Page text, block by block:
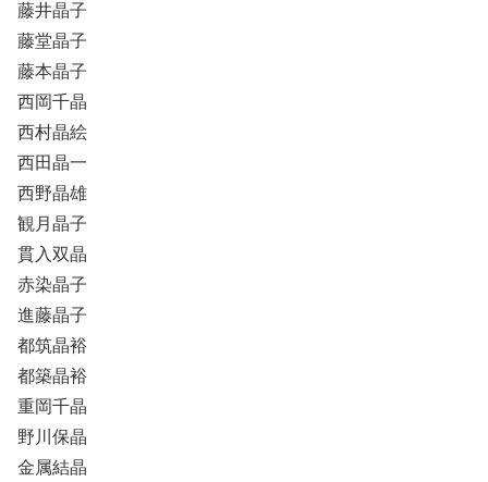
藤井晶子
藤堂晶子
藤本晶子
西岡千晶
西村晶絵
西田晶一
西野晶雄
観月晶子
貫入双晶
赤染晶子
進藤晶子
都筑晶裕
都築晶裕
重岡千晶
野川保晶
金属結晶